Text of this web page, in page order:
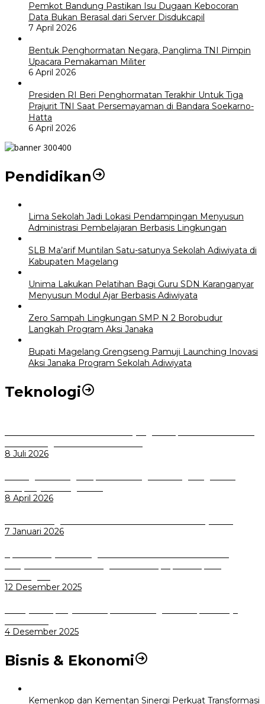
Pemkot Bandung Pastikan Isu Dugaan Kebocoran
Data Bukan Berasal dari Server Disdukcapil
7 April 2026
Bentuk Penghormatan Negara, Panglima TNI Pimpin
Upacara Pemakaman Militer
6 April 2026
Presiden RI Beri Penghormatan Terakhir Untuk Tiga
Prajurit TNI Saat Persemayaman di Bandara Soekarno-
Hatta
6 April 2026
Pendidikan
Lima Sekolah Jadi Lokasi Pendampingan Menyusun
Administrasi Pembelajaran Berbasis Lingkungan
SLB Ma’arif Muntilan Satu-satunya Sekolah Adiwiyata di
Kabupaten Magelang
Unima Lakukan Pelatihan Bagi Guru SDN Karanganyar
Menyusun Modul Ajar Berbasis Adiwiyata
Zero Sampah Lingkungan SMP N 2 Borobudur
Langkah Program Aksi Janaka
Bupati Magelang Grengseng Pamuji Launching Inovasi
Aksi Janaka Program Sekolah Adiwiyata
Teknologi
8 Juli 2026
8 April 2026
7 Januari 2026
12 Desember 2025
4 Desember 2025
Bisnis & Ekonomi
Kemenkop dan Kementan Sinergi Perkuat Transformasi